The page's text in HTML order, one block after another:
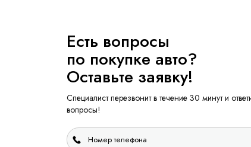
Есть вопросы
по покупке авто?
Оставьте заявку!
Специалист перезвонит в течение 30 минут и
вопросы!